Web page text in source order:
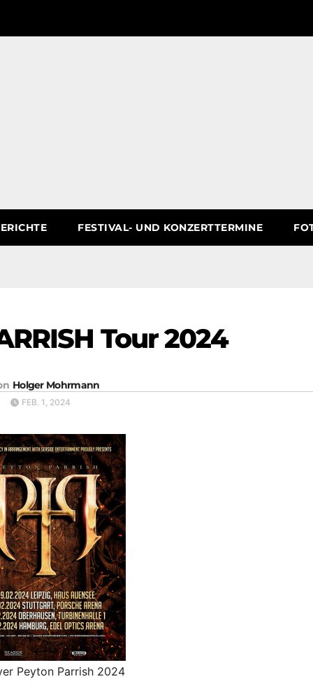
FESTIVAL- UND KONZERTTERMINE
Tour 2024
Holger Mohrmann
FEB. 1, 2024
Peyton Parrish 2024